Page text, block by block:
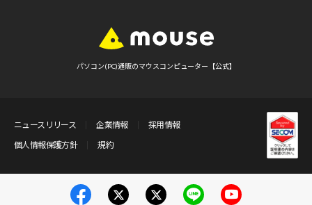
パソコン(PC)通販のマウスコンピューター【公式】
ニュースリリース 企業情報
採用情報
個人情報保護方針
規約